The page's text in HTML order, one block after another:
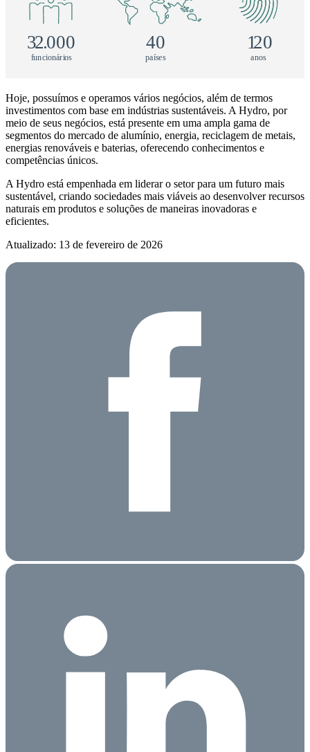
32.000
funcionários
40
países
120
anos
Hoje, possuímos e operamos vários negócios, além de termos
investimentos com base em indústrias sustentáveis. A Hydro, por
meio de seus negócios, está presente em uma ampla gama de
segmentos do mercado de alumínio, energia, reciclagem de metais,
energias renováveis e baterias, oferecendo conhecimentos e
competências únicos.
A Hydro está empenhada em liderar o setor para um futuro mais
sustentável, criando sociedades mais viáveis ao desenvolver recursos
naturais em produtos e soluções de maneiras inovadoras e
eficientes.
Atualizado: 13 de fevereiro de 2026